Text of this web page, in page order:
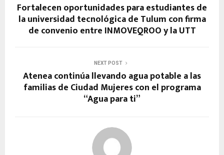
Fortalecen oportunidades para estudiantes de
la universidad tecnológica de Tulum con firma
de convenio entre INMOVEQROO y la UTT
NEXT POST
Atenea continúa llevando agua potable a las
familias de Ciudad Mujeres con el programa
“Agua para ti”